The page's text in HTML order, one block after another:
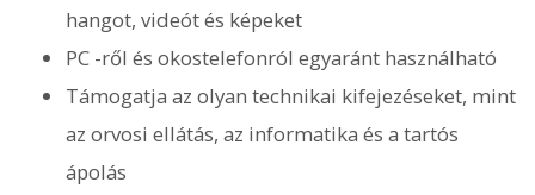
hangot, videót és képeket
PC -ről és okostelefonról egyaránt használható
Támogatja az olyan technikai kifejezéseket, mint
az orvosi ellátás, az informatika és a tartós
ápolás